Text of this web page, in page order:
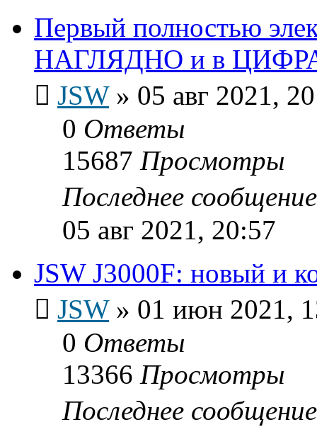
Первый полностью
НАГЛЯДНО и в
JSW» 05 авг 2021,
0 Ответы
15687 Просмотры
Последнее
05 авг 2021, 20:57
JSW J3000F: новый и
JSW» 01 июн 2021,
0 Ответы
13366 Просмотры
Последнее